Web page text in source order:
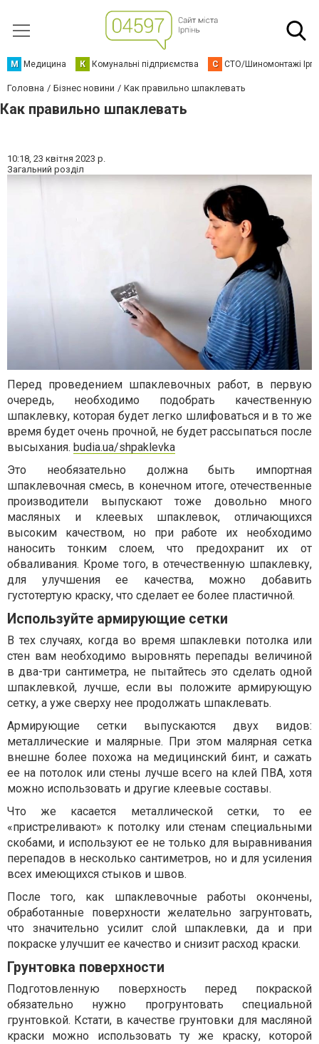
М Медицина К Комунальні підприємства С СТО/Шиномонтажі
Головна Бізнес новини Как правильно шпаклевать
Как правильно шпаклевать
10:18, 23 квітня 2023 р.
Загальний розділ
Перед проведением шпаклевочных работ, в первую
очередь, необходимо подобрать качественную
шпаклевку, которая будет легко шлифоваться и в то же
время будет очень прочной, не будет рассыпаться после
высыхания. budia.ua/shpaklevka
Это необязательно должна быть импортная
шпаклевочная смесь, в конечном итоге, отечественные
производители выпускают тоже довольно много
масляных и клеевых шпаклевок, отличающихся
высоким качеством, но при работе их необходимо
наносить тонким слоем, что предохранит их от
обваливания. Кроме того, в отечественную шпаклевку,
для улучшения ее качества, можно добавить
густотертую краску, что сделает ее более пластичной.
Используйте армирующие сетки
В тех случаях, когда во время шпаклевки потолка или
стен вам необходимо выровнять перепады величиной
в два-три сантиметра, не пытайтесь это сделать одной
шпаклевкой, лучше, если вы положите армирующую
сетку, а уже сверху нее продолжать шпаклевать.
Армирующие сетки выпускаются двух видов:
металлические и малярные. При этом малярная сетка
внешне более похожа на медицинский бинт, и сажать
ее на потолок или стены лучше всего на клей ПВА, хотя
можно использовать и другие клеевые составы.
Что же касается металлической сетки, то ее
«пристреливают» к потолку или стенам специальными
скобами, и используют ее не только для выравнивания
перепадов в несколько сантиметров, но и для усиления
всех имеющихся стыков и швов.
После того, как шпаклевочные работы окончены,
обработанные поверхности желательно загрунтовать,
что значительно усилит слой шпаклевки, да и при
покраске улучшит ее качество и снизит расход краски.
Грунтовка поверхности
Подготовленную поверхность перед покраской
обязательно нужно прогрунтовать специальной
грунтовкой. Кстати, в качестве грунтовки для масляной
краски можно использовать ту же краску, которой